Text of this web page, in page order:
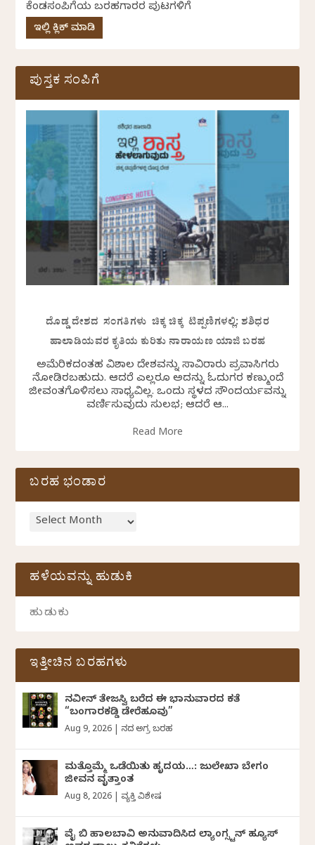
ಕೆಂಡಸಂಪಿಗೆಯ ಬರಹಗಾರರ ಪುಟಗಳಿಗೆ
ಇಲ್ಲಿ ಕ್ಲಿಕ್ ಮಾಡಿ
ಪುಸ್ತಕ ಸಂಪಿಗೆ
ದೊಡ್ಡ ದೇಶದ ಸಂಗತಿಗಳು ಚಿಕ್ಕ ಚಿಕ್ಕ ಟಿಪ್ಪಣಿಗಳಲ್ಲಿ: ಶಶಿಧರ
ಹಾಲಾಡಿಯವರ ಕೃತಿಯ ಕುರಿತು ನಾರಾಯಣ ಯಾಜಿ ಬರಹ
ಅಮೆರಿಕದಂತಹ ವಿಶಾಲ ದೇಶವನ್ನು ಸಾವಿರಾರು ಪ್ರವಾಸಿಗರು
ನೋಡಿರಬಹುದು. ಆದರೆ ಎಲ್ಲರೂ ಅದನ್ನು ಓದುಗರ ಕಣ್ಮುಂದೆ
ಜೀವಂತಗೊಳಿಸಲು ಸಾಧ್ಯವಿಲ್ಲ. ಒಂದು ಸ್ಥಳದ ಸೌಂದರ್ಯವನ್ನು
ವರ್ಣಿಸುವುದು ಸುಲಭ; ಆದರೆ ಆ...
Read More
ಬರಹ ಭಂಡಾರ
ಹಳೆಯವನ್ನು ಹುಡುಕಿ
ಇತ್ತೀಚಿನ ಬರಹಗಳು
ನವೀನ್‌ ತೇಜಸ್ವಿ ಬರೆದ ಈ ಭಾನುವಾರದ ಕತೆ
“ಬಂಗಾರಕಡ್ಡಿ ಡೇರೆಹೂವು”
Aug 9, 2026 ದಿನದ ಅಗ್ರ ಬರಹ
ಮತ್ತೊಮ್ಮೆ ಒಡೆಯಿತು ಹೃದಯ…: ಜುಲೇಖಾ ಬೇಗಂ
ಜೀವನ ವೃತ್ತಾಂತ
Aug 8, 2026 ವ್ಯಕ್ತಿ ವಿಶೇಷ
ವೈ ಬಿ ಹಾಲಬಾವಿ ಅನುವಾದಿಸಿದ ಲ್ಯಾಂಗ್ಸ್ಟನ್ ಹ್ಯೂಸ್